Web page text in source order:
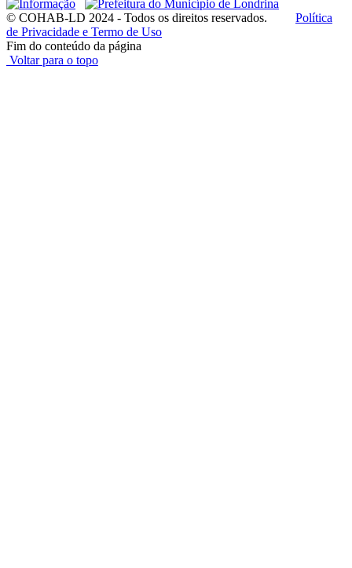
© COHAB-LD 2024 - Todos os direitos reservados. Política
de Privacidade e Termo de Uso
Fim do conteúdo da página
Voltar para o topo